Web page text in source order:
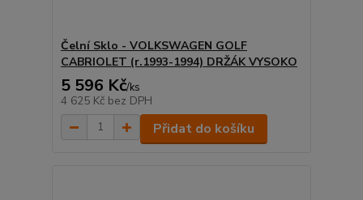
Čelní Sklo - VOLKSWAGEN GOLF
CABRIOLET (r.1993-1994) DRŽÁK VYSOKO
5 596 Kč/ks
4 625 Kč bez DPH
Přidat do košíku